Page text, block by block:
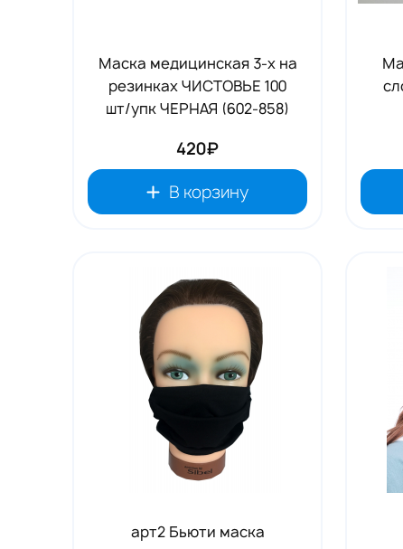
Маска медицинская 3-х на
резинках ЧИСТОВЬЕ 100
шт/упк ЧЕРНАЯ (602-858)
420₽
В корзину
арт2 Бьюти маска